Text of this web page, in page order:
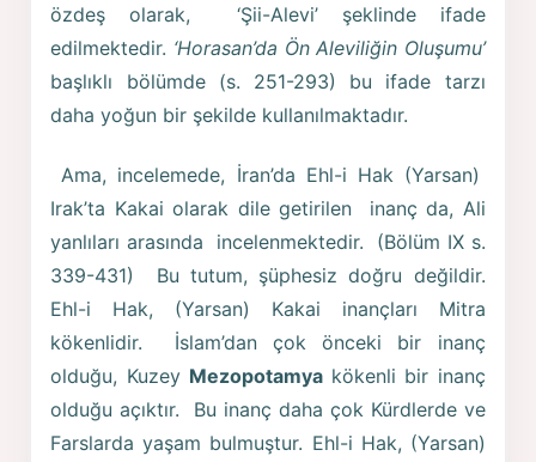
özdeş olarak, ‘Şii-Alevi’ şeklinde ifade
edilmektedir. ‘Horasan’da Ön Aleviliğin Oluşumu’
başlıklı bölümde (s. 251-293) bu ifade tarzı
daha yoğun bir şekilde kullanılmaktadır.
Ama, incelemede, İran’da Ehl-i Hak (Yarsan)
Irak’ta Kakai olarak dile getirilen inanç da, Ali
yanlıları arasında incelenmektedir. (Bölüm IX s.
339-431) Bu tutum, şüphesiz doğru değildir.
Ehl-i Hak, (Yarsan) Kakai inançları Mitra
kökenlidir. İslam’dan çok önceki bir inanç
olduğu, Kuzey Mezopotamyakökenli bir inanç
olduğu açıktır. Bu inanç daha çok Kürdlerde ve
Farslarda yaşam bulmuştur. Ehl-i Hak, (Yarsan)